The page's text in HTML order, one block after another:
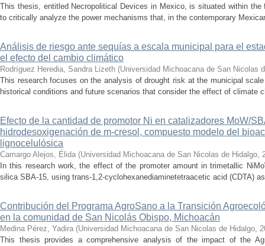
This thesis, entitled Necropolitical Devices in Mexico, is situated within
to critically analyze the power mechanisms that, in the contemporary
Análisis de riesgo ante sequías a escala municipal para el
el efecto del cambio climático
Rodríguez Heredia, Sandra Lizeth (Universidad Michoacana de San Nicolas
This research focuses on the analysis of drought risk at the municipal
historical conditions and future scenarios that consider the effect of climate
Efecto de la cantidad de promotor Ni en catalizadores MoW/
hidrodesoxigenación de m-cresol, compuesto modelo del
lignocelulósica
Camargo Alejos, Élida (Universidad Michoacana de San Nicolas de Hidalgo,
In this research work, the effect of the promoter amount in trimetallic
silica SBA-15, using trans-1,2-cyclohexanediaminetetraacetic acid (CDTA)
Contribución del Programa AgroSano a la Transición
en la comunidad de San Nicolás Obispo, Michoacán
Medina Pérez, Yadira (Universidad Michoacana de San Nicolas de Hidalgo,
This thesis provides a comprehensive analysis of the impact of the